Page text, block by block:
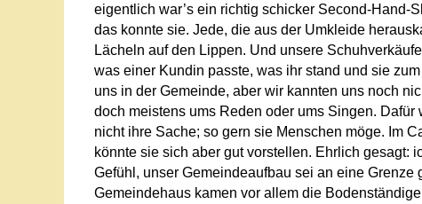
eigentlich war’s ein richtig schicker Second-Hand-
das konnte sie. Jede, die aus der Umkleide
Lächeln auf den Lippen. Und unsere
was einer Kundin passte, was ihr stand und sie
uns in der Gemeinde, aber wir kannten uns noch
doch meistens ums Reden oder ums Singen.
nicht ihre Sache; so gern sie Menschen möge. Im
könnte sie sich aber gut vorstellen. Ehrlich gesagt:
Gefühl, unser Gemeindeaufbau sei an eine
Gemeindehaus kamen vor allem die